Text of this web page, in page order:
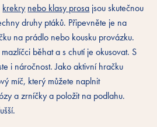
krekry nebo klasy prosa jsou skutečnou
druhy ptáků. Připevněte je na
na prádlo nebo kousku provázku.
běhat a s chutí je okusovat. S
i náročnost. Jako aktivní hračku
míč, který můžete naplnit
a zrníčky a položit na podlahu.